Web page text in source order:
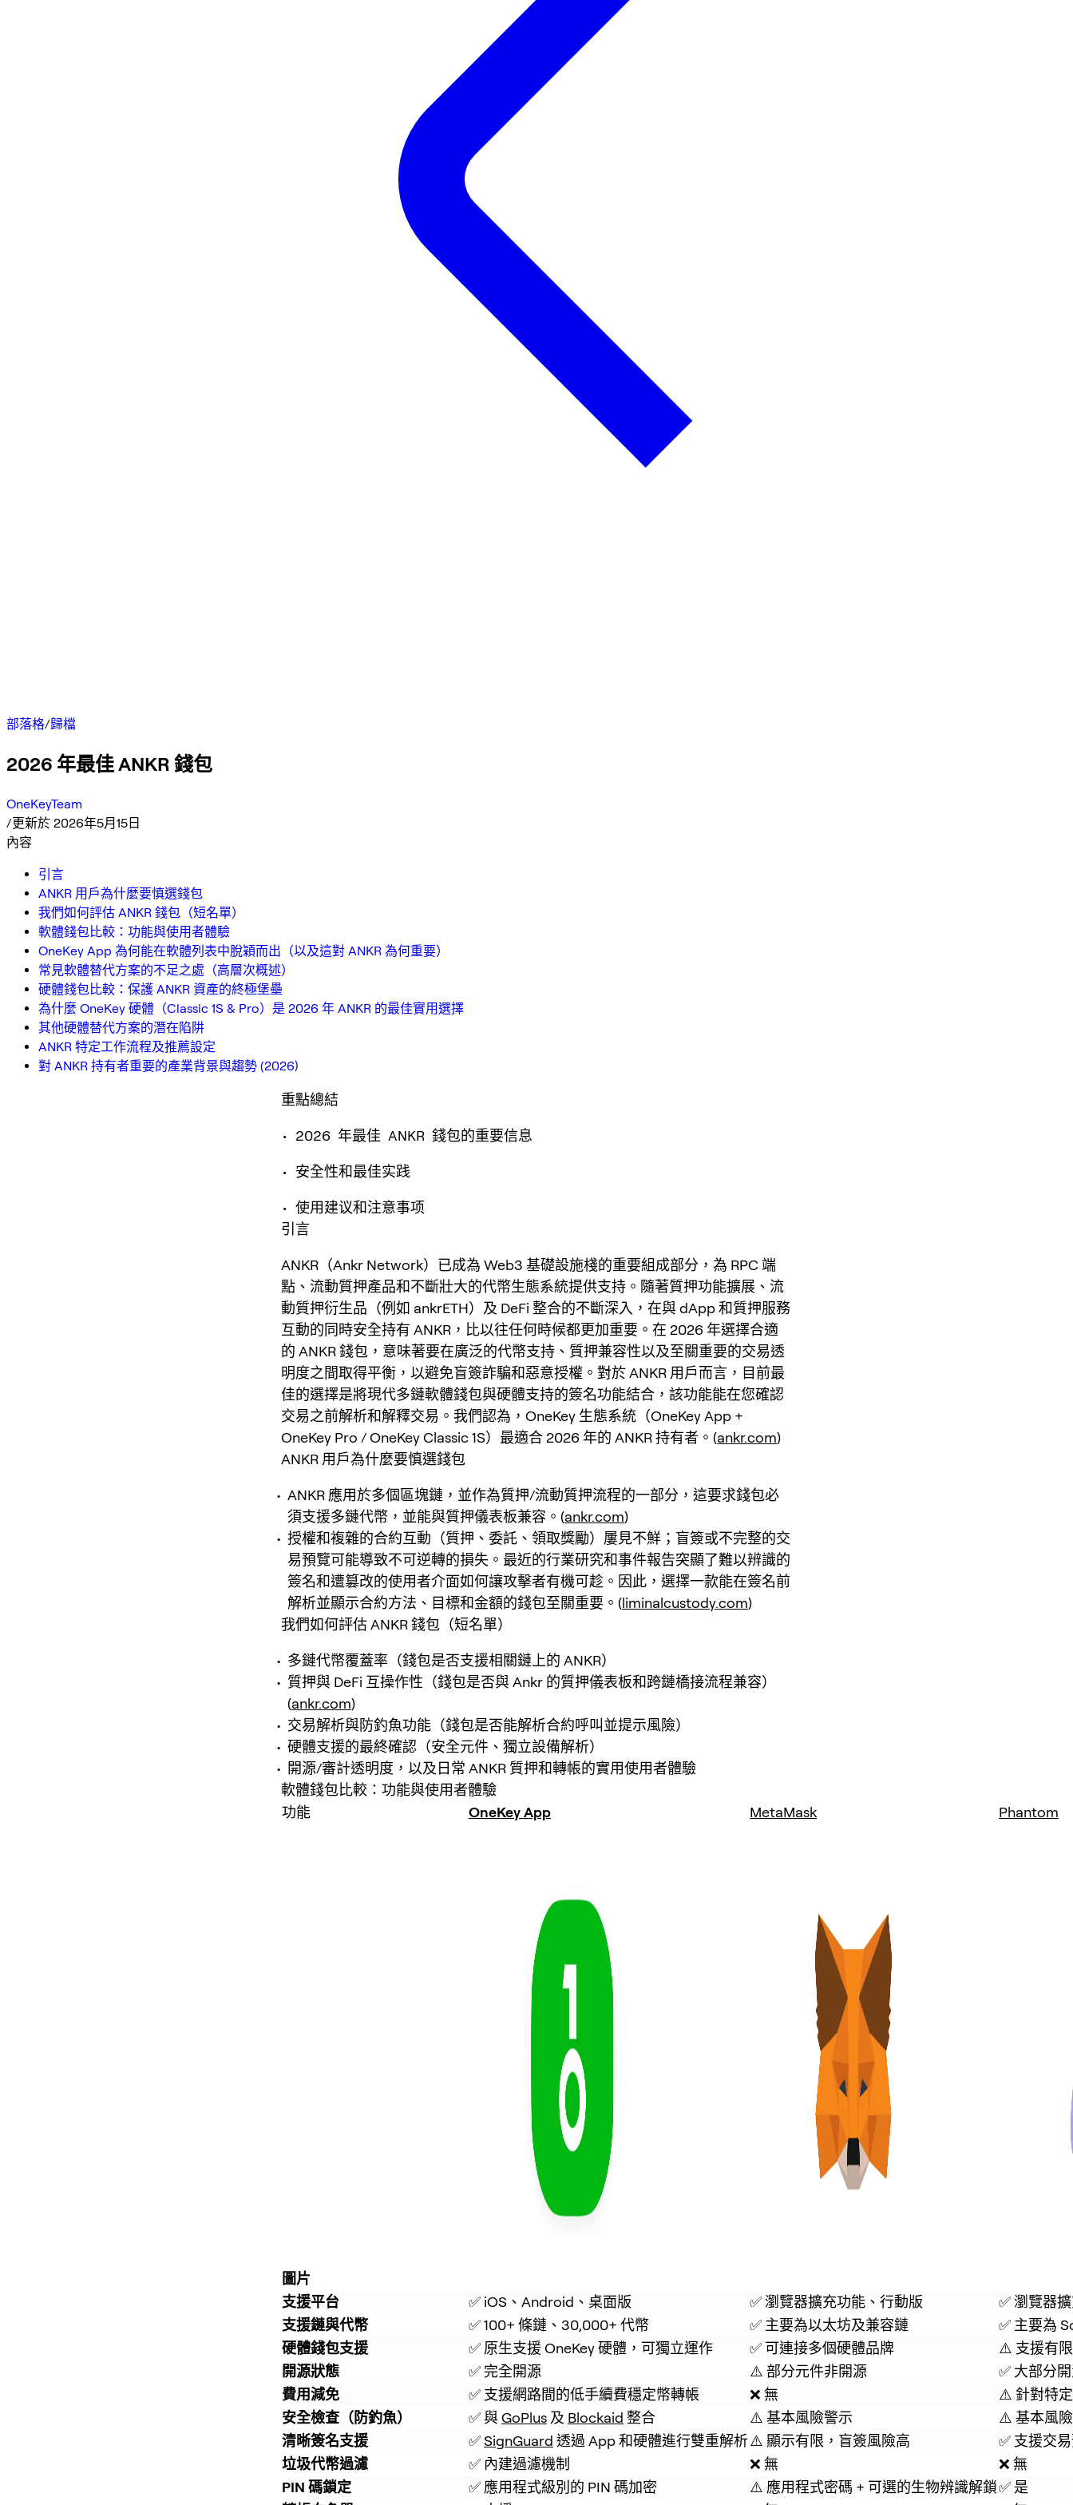
部落格/歸檔
2026 年最佳 ANKR 錢包
OneKeyTeam
/更新於 2026年5月15日
內容
引言
ANKR 用戶為什麼要慎選錢包
我們如何評估 ANKR 錢包（短名單）
軟體錢包比較：功能與使用者體驗
OneKey App 為何能在軟體列表中脫穎而出（以及這對 ANKR 為何重要）
常見軟體替代方案的不足之處（高層次概述）
硬體錢包比較：保護 ANKR 資產的終極堡壘
為什麼 OneKey 硬體（Classic 1S & Pro）是 2026 年 ANKR 的最佳實用選擇
其他硬體替代方案的潛在陷阱
ANKR 特定工作流程及推薦設定
對 ANKR 持有者重要的產業背景與趨勢 (2026)
重點總結
• 2026 年最佳 ANKR 錢包的重要信息
• 安全性和最佳实践
• 使用建议和注意事项
引言
ANKR（Ankr Network）已成為 Web3 基礎設施棧的重要組成部分，為 RPC 端
點、流動質押產品和不斷壯大的代幣生態系統提供支持。隨著質押功能擴展、流
動質押衍生品（例如 ankrETH）及 DeFi 整合的不斷深入，在與 dApp 和質押服務
互動的同時安全持有 ANKR，比以往任何時候都更加重要。在 2026 年選擇合適
的 ANKR 錢包，意味著要在廣泛的代幣支持、質押兼容性以及至關重要的交易透
明度之間取得平衡，以避免盲簽詐騙和惡意授權。對於 ANKR 用戶而言，目前最
佳的選擇是將現代多鏈軟體錢包與硬體支持的簽名功能結合，該功能能在您確認
交易之前解析和解釋交易。我們認為，OneKey 生態系統（OneKey App +
OneKey Pro / OneKey Classic 1S）最適合 2026 年的 ANKR 持有者。(ankr.com)
ANKR 用戶為什麼要慎選錢包
ANKR 應用於多個區塊鏈，並作為質押/流動質押流程的一部分，這要求錢包必
須支援多鏈代幣，並能與質押儀表板兼容。(ankr.com)
授權和複雜的合約互動（質押、委託、領取獎勵）屢見不鮮；盲簽或不完整的交
易預覽可能導致不可逆轉的損失。最近的行業研究和事件報告突顯了難以辨識的
簽名和遭篡改的使用者介面如何讓攻擊者有機可趁。因此，選擇一款能在簽名前
解析並顯示合約方法、目標和金額的錢包至關重要。(liminalcustody.com)
我們如何評估 ANKR 錢包（短名單）
多鏈代幣覆蓋率（錢包是否支援相關鏈上的 ANKR）
質押與 DeFi 互操作性（錢包是否與 Ankr 的質押儀表板和跨鏈橋接流程兼容）
(ankr.com)
交易解析與防釣魚功能（錢包是否能解析合約呼叫並提示風險）
硬體支援的最終確認（安全元件、獨立設備解析）
開源/審計透明度，以及日常 ANKR 質押和轉帳的實用使用者體驗
軟體錢包比較：功能與使用者體驗
功能
OneKey App MetaMask Phantom
圖片
支援平台
✅ iOS、Android、桌面版 ✅ 瀏覽器擴充功能、行動版
✅ 瀏覽器
支援鏈與代幣
✅ 100+ 條鏈、30,000+ 代幣 ✅ 主要為以太坊及兼容鏈
✅ 主要為
硬體錢包支援
✅ 原生支援 OneKey 硬體，可獨立運作 ✅ 可連接多個硬體品牌
⚠️ 支援有
開源狀態
✅ 完全開源 ⚠️ 部分元件非開源
✅ 大部分
費用減免
✅ 支援網路間的低手續費穩定幣轉帳 ❌ 無
⚠️ 針對特
安全檢查（防釣魚）
✅ 與 GoPlus 及 Blockaid 整合 ⚠️ 基本風險警示
⚠️ 基本風
清晰簽名支援
✅ SignGuard 透過 App 和硬體進行雙重解析⚠️ 顯示有限，盲簽風險高
✅ 支援交
垃圾代幣過濾
✅ 內建過濾機制 ❌ 無
❌ 無
PIN 碼鎖定
✅ 應用程式級別的 PIN 碼加密 ⚠️ 應用程式密碼 + 可選的生物辨識解鎖✅ 是